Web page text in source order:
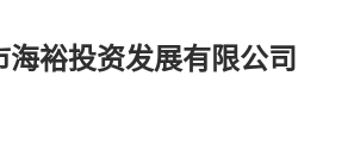
海裕投资发展有限公司